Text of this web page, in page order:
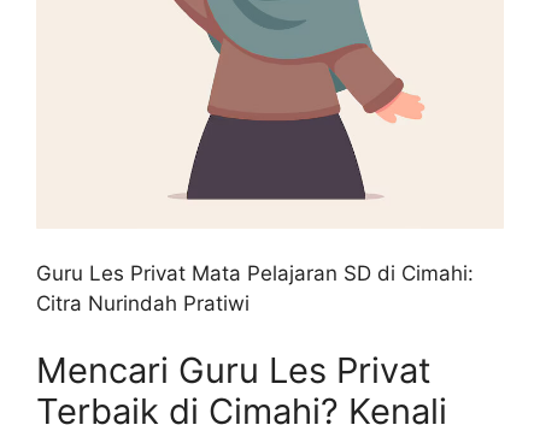
Guru Les Privat Mata Pelajaran SD di Cimahi:
Citra Nurindah Pratiwi
Mencari Guru Les Privat
Terbaik di Cimahi? Kenali